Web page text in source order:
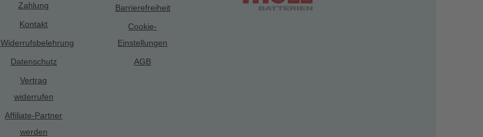
Zahlung
Kontakt
Widerrufsbelehrung
Datenschutz
Vertrag
widerrufen
Affiliate-Partner
werden
Barrierefreiheit
Cookie-
Einstellungen
AGB